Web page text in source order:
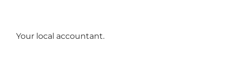
Your local accountant.